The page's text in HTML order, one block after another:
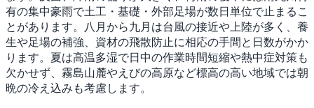
有の集中豪雨で土工・基礎・外部足場が数日単位で止まるこ
とがあります。八月から九月は台風の接近や上陸が多く、養
生や足場の補強、資材の飛散防止に相応の手間と日数がかか
ります。夏は高温多湿で日中の作業時間短縮や熱中症対策も
欠かせず、霧島山麓やえびの高原など標高の高い地域では朝
晩の冷え込みも考慮します。